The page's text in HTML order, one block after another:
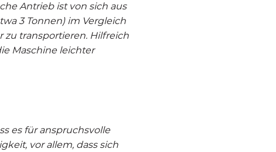
Antrieb ist von sich aus
3 Tonnen) im Vergleich
zu transportieren. Hilfreich
Maschine leichter
es für anspruchsvolle
vor allem, dass sich